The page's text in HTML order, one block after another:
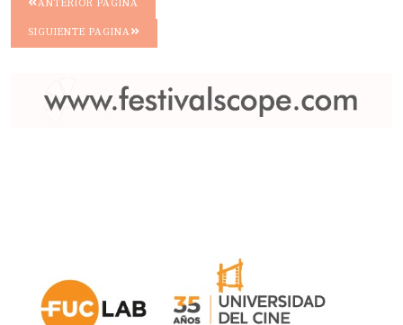
ANTERIOR PAGINA
SIGUIENTE PAGINA